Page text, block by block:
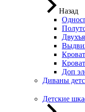
Назад
Доп
Диваны
Детские